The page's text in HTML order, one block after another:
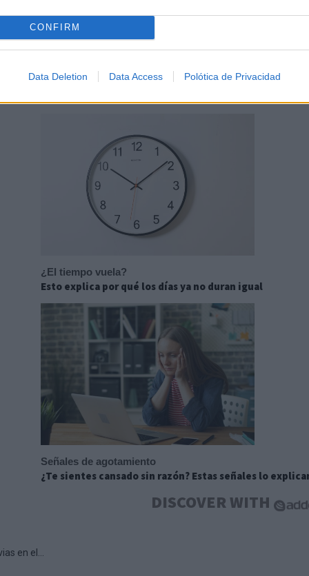
CONFIRM
Data Deletion Data Access Polótica de Privacidad
¿Sabes qué baja tu ánimo?
¿El tiempo vuela?
Esto explica por qué los días ya no duran igual
Señales de agotamiento
¿Te sientes cansado sin razón? Estas señales lo
DISCOVER WITH
en el...